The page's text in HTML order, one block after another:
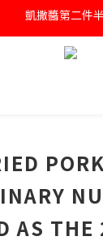
凱撒醬第二件
凱撒醬第二件
罐頭/肉鬆五件
AS